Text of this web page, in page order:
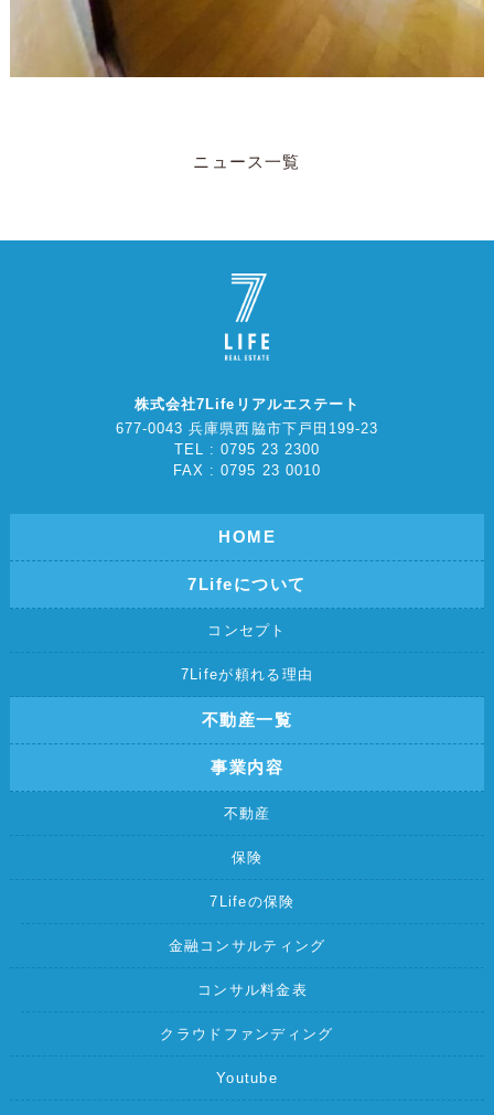
ニュース一覧
株式会社7Lifeリアルエステート
677-0043 兵庫県西脇市下戸田199-23
TEL : 0795 23 2300
FAX : 0795 23 0010
HOME
7Lifeについて
コンセプト
7Lifeが頼れる理由
不動産一覧
事業内容
不動産
保険
7Lifeの保険
金融コンサルティング
コンサル料金表
クラウドファンディング
Youtube